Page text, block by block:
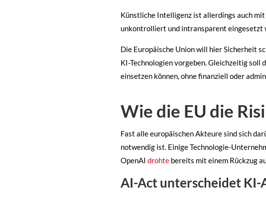
Künstliche Intelligenz ist allerdings auch
unkontrolliert und intransparent eingesetzt
Die Europäische Union will hier Sicherheit
KI-Technologien vorgeben. Gleichzeitig soll
einsetzen können, ohne finanziell oder
Wie die EU die
Fast alle europäischen Akteure sind sich
notwendig ist. Einige Technologie-
OpenAI drohtebereits mit einem Rückzug
AI-Act unterscheidet KI-